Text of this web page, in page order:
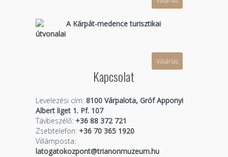
A Kárpát-medence turisztikai
útvonalai
Vásárlás
Kapcsolat
Levelezési cím: 8100 Várpalota, Gróf Apponyi
Albert liget 1. Pf. 107
Távbeszélő:+36 88 372 721
Zsebtelefon:+36 70 365 1920
Villámposta:
latogatokozpont@trianonmuzeum.hu